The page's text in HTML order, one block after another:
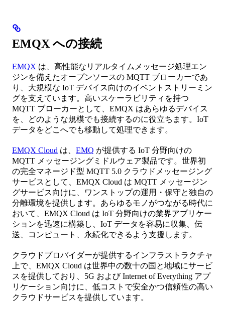
EMQX への接続
EMQX は、高性能なリアルタイムメッセージ処理エン
ジンを備えたオープンソースの MQTT ブローカーであ
り、大規模な IoT デバイス向けのイベントストリーミン
グを支えています。高いスケーラビリティを持つ
MQTT ブローカーとして、EMQX はあらゆるデバイス
を、どのような規模でも接続するのに役立ちます。IoT
データをどこへでも移動して処理できます。
EMQX Cloud は、 EMQ が提供する IoT 分野向けの
MQTT メッセージングミドルウェア製品です。世界初
の完全マネージド型 MQTT 5.0 クラウドメッセージング
サービスとして、EMQX Cloud は MQTT メッセージン
グサービス向けに、ワンストップの運用・保守と独自の
分離環境を提供します。あらゆるモノがつながる時代に
おいて、EMQX Cloud は IoT 分野向けの業界アプリケー
ションを迅速に構築し、IoT データを容易に収集、伝
送、コンピュート、永続化できるよう支援します。
クラウドプロバイダーが提供するインフラストラクチャ
上で、EMQX Cloud は世界中の数十の国と地域にサービ
スを提供しており、5G および Internet of Everything アプ
リケーション向けに、低コストで安全かつ信頼性の高い
クラウドサービスを提供しています。